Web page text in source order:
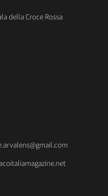
della Croce Rossa